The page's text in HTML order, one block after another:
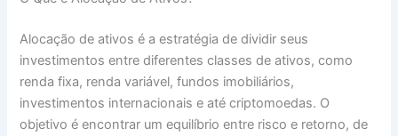
Alocação de ativos é a estratégia de dividir seus
investimentos entre diferentes classes de ativos, como
renda fixa, renda variável, fundos imobiliários,
investimentos internacionais e até criptomoedas. O
objetivo é encontrar um equilíbrio entre risco e retorno, de